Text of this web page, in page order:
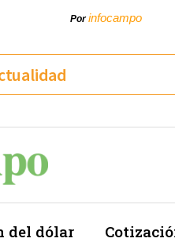
Porinfocampo
del dólar